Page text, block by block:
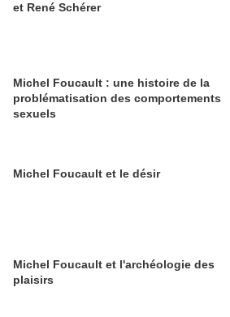
et René Schérer
Michel Foucault : une histoire de la
problématisation des comportements
sexuels
Michel Foucault et le désir
Michel Foucault et l'archéologie des
plaisirs